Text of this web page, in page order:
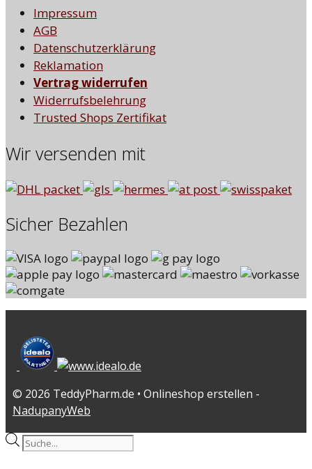
Impressum
AGB
Datenschutzerklärung
Reklamation
Vertrag widerrufen
Widerrufsbelehrung
Trusted Shops Zertifikat
Wir versenden mit
Sicher Bezahlen
© 2026 TeddyPharm.de • Onlineshop erstellen -
NadupanyWeb
Products